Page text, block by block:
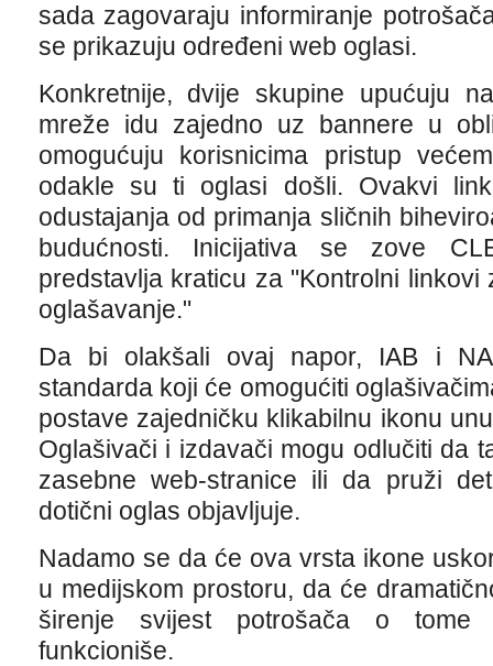
sada zagovaraju informiranje
se prikazuju određeni web oglasi.
Konkretnije, dvije skupine upućuju
mreže idu zajedno uz bannere u
omogućuju korisnicima pristup
odakle su ti oglasi došli. Ovakvi
odustajanja od primanja sličnih
budućnosti. Inicijativa se zove
predstavlja kraticu za "Kontrolni
oglašavanje."
Da bi olakšali ovaj napor, IAB i
standarda koji će omogućiti
postave zajedničku klikabilnu ikonu
Oglašivači i izdavači mogu odlučiti da
zasebne web-stranice ili da pruži
dotični oglas objavljuje.
Nadamo se da će ova vrsta ikone
u medijskom prostoru, da će
širenje svijest potrošača o tome
funkcioniše.